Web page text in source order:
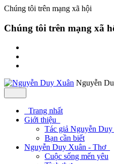
Chúng tôi trên mạng xã hội
Chúng tôi trên mạng xã
Nguyễn
Trang nhất
Giới thiệu
Tác giả Nguyễn
Bạn cần biết
Nguyễn Duy Xuân - Thơ
Cuộc sống mến yêu